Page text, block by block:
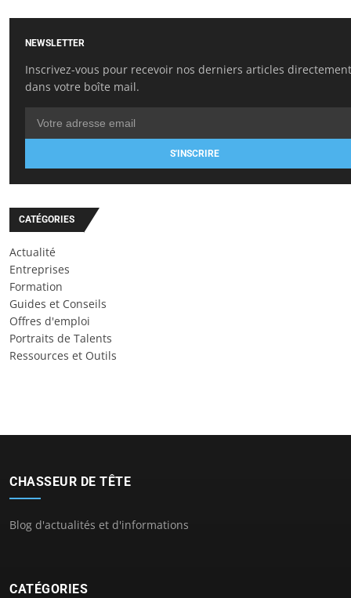
NEWSLETTER
Inscrivez-vous pour recevoir nos derniers articles directement
dans votre boîte mail.
S'INSCRIRE
CATÉGORIES
Actualité
Entreprises
Formation
Guides et Conseils
Offres d'emploi
Portraits de Talents
Ressources et Outils
CHASSEUR DE TÊTE
Blog d'actualités et d'informations
CATÉGORIES